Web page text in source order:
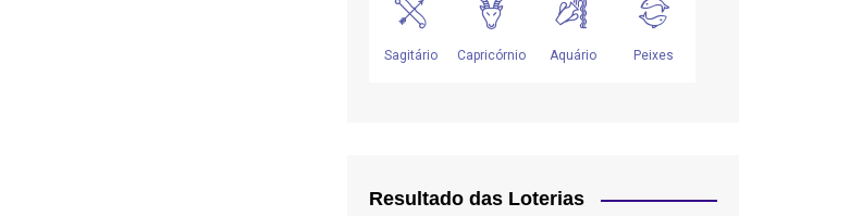
Resultado das Loterias